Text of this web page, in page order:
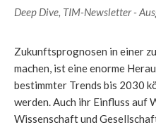
Deep Dive, TIM-Newsletter -
Zukunftsprognosen in einer
machen, ist eine enorme
bestimmter Trends bis 2030
werden. Auch ihr Einfluss auf
Wissenschaft und